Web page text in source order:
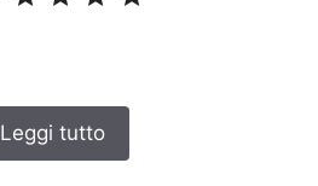
Leggi tutto